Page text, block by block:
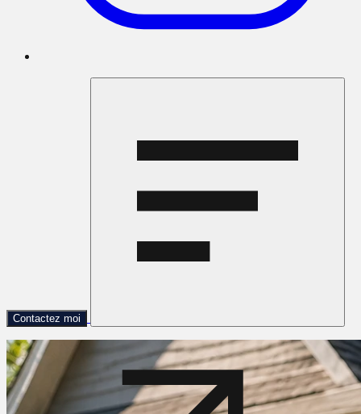
Contactez moi